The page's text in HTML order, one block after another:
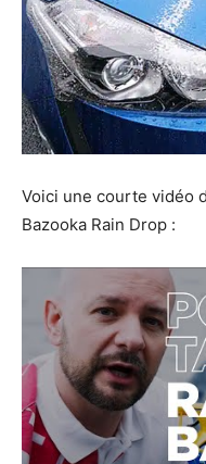
Voici une courte vidéo
Bazooka Rain Drop :